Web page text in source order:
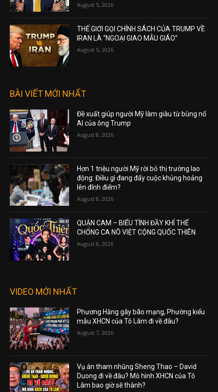
August 5, 2026
THẾ GIỚI GỌI CHÍNH SÁCH CỦA TRUMP VỀ
IRAN LÀ “NGOẠI GIAO MẪU GIÁO”
August 5, 2026
BÀI VIẾT MỚI NHẤT
Đề xuất giúp người Mỹ làm giàu từ bùng nổ
AI của ông Trump
August 8, 2026
Hơn 1 triệu người Mỹ rời bỏ thị trường lao
động: Điều gì đang đẩy cuộc khủng hoảng
lên đỉnh điểm?
August 8, 2026
QUẬN CAM – BIỂU TÌNH ĐẦY KHÍ THẾ
CHỐNG CA NÔ VIỆT CỘNG QUỐC THIÊN
August 8, 2026
VIDEO MỚI NHẤT
Phương Hằng gây bão mạng, Phường kiểu
mẫu XHCN của Tô Lâm đi về đâu?
August 7, 2026
Vụ án tham nhũng Sheng Thao – David
Duong đi về đâu? Mô hình XHCN của Tô
Lâm bao giờ sẽ thành?